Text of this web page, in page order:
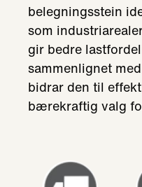
belegningsstein
som
gir bedre
sammenlignet
bidrar den til
bærekraftig valg